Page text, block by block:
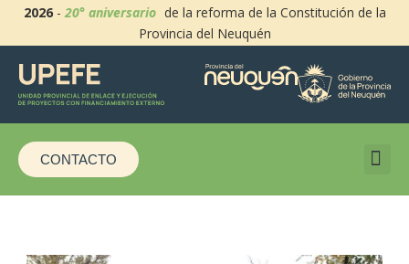
2026-20° aniversario de la reforma de la Constitución de la
Provincia del Neuquén
CONTACTO